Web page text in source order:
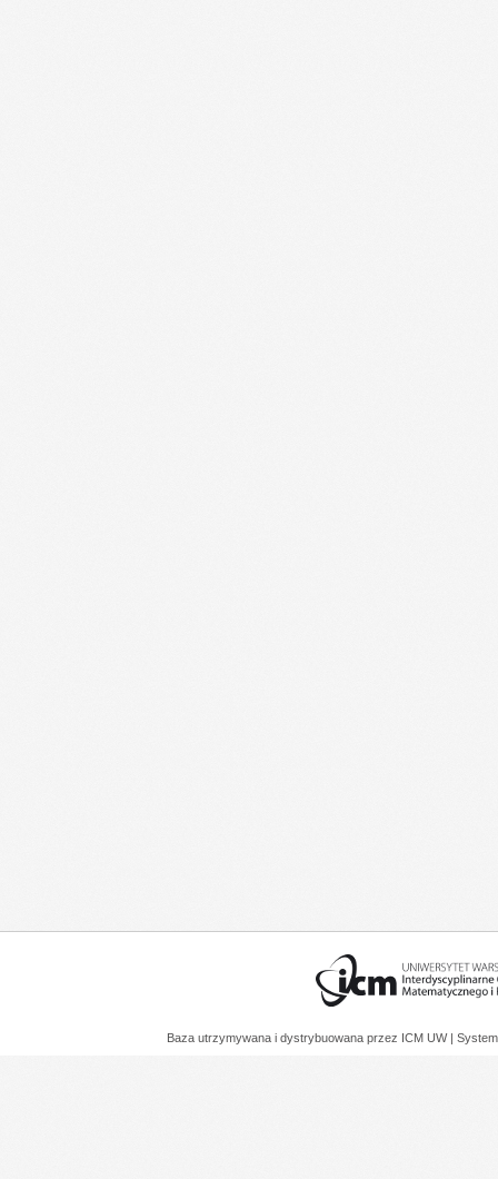
Baza utrzymywana i dystrybuowana przez ICM UW |